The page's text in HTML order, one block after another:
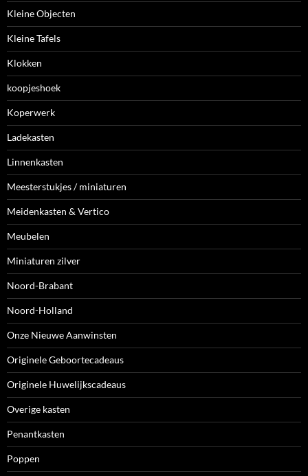
Kleine Objecten
Kleine Tafels
Klokken
koopjeshoek
Koperwerk
Ladekasten
Linnenkasten
Meesterstukjes / miniaturen
Meidenkasten & Vertico
Meubelen
Miniaturen zilver
Noord-Brabant
Noord-Holland
Onze Nieuwe Aanwinsten
Originele Geboortecadeaus
Originele Huwelijkscadeaus
Overige kasten
Penantkasten
Poppen